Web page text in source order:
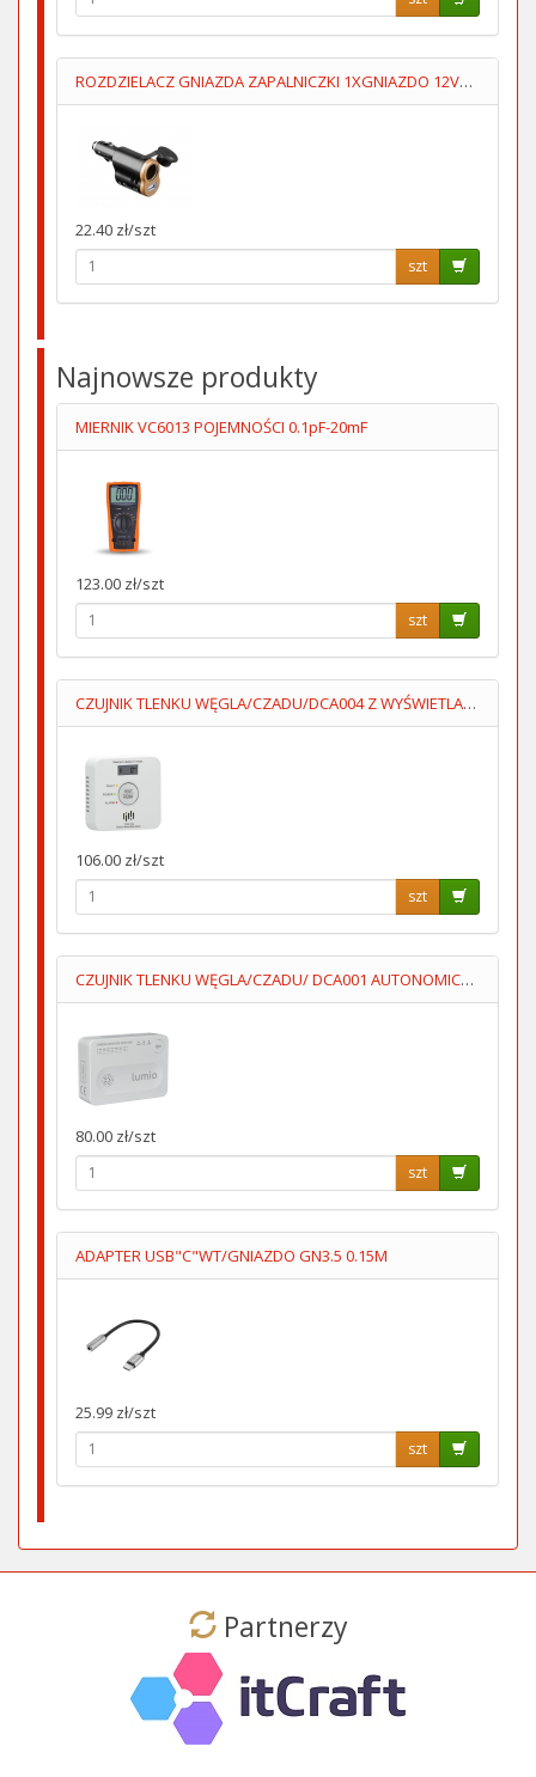
ROZDZIELACZ GNIAZDA ZAPALNICZKI 1XGNIAZDO 12V+1XUSB5V/1A
22.40 zł/szt
szt
Najnowsze produkty
MIERNIK VC6013 POJEMNOŚCI 0.1pF-20mF
123.00 zł/szt
szt
CZUJNIK TLENKU WĘGLA/CZADU/DCA004 Z WYŚWIETLACZEM 2XAA LUMIO
106.00 zł/szt
szt
CZUJNIK TLENKU WĘGLA/CZADU/ DCA001 AUTONOMICZNY 3XAA LUMIO
80.00 zł/szt
szt
ADAPTER USB"C"WT/GNIAZDO GN3.5 0.15M
25.99 zł/szt
szt
Partnerzy